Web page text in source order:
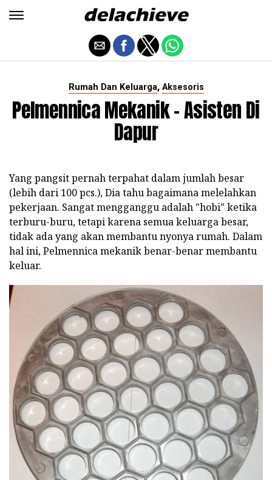
Rumah Dan Keluarga, Aksesoris
Pelmennica Mekanik - Asisten Di
Dapur
Yang pangsit pernah terpahat dalam jumlah besar
(lebih dari 100 pcs.), Dia tahu bagaimana melelahkan
pekerjaan. Sangat mengganggu adalah "hobi" ketika
terburu-buru, tetapi karena semua keluarga besar,
tidak ada yang akan membantu nyonya rumah. Dalam
hal ini, Pelmennica mekanik benar-benar membantu
keluar.